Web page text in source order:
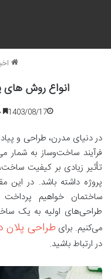
انواع روش های
1403/08/17
در دنیای مدرن، طراحی و
فرآیند ساخت‌وساز به
تأثیر زیادی بر کیفیت
پروژه داشته باشد. در این
ساختمان خواهیم
طراحی‌های اولیه به یک
می‌کنیم. برایطراحی پلان
در ارتباط باشید.